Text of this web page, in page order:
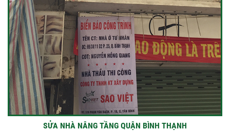
SỬA NHÀ NÂNG TẦNG QUẬN BÌNH THẠNH